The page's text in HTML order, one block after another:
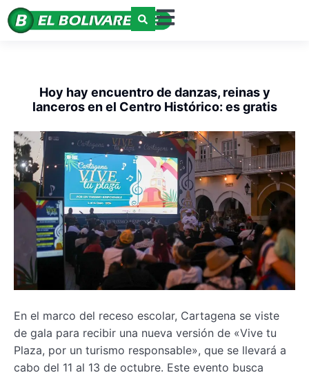
Hoy hay encuentro de danzas, reinas y
lanceros en el Centro Histórico: es gratis
En el marco del receso escolar, Cartagena se viste
de gala para recibir una nueva versión de «Vive tu
Plaza, por un turismo responsable», que se llevará a
cabo del 11 al 13 de octubre. Este evento busca